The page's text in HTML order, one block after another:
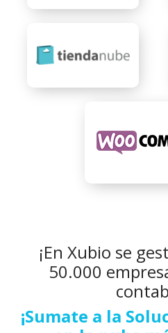
¡En Xubio se
50.000
¡Sumate a la